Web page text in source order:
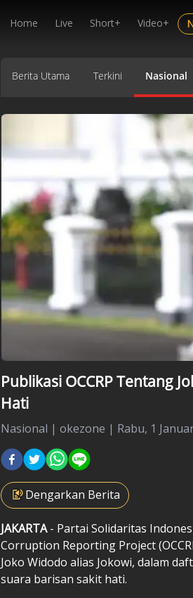
Home Live Short+ Video+
Berita Utama Terkini Nasional
Publikasi OCCRP Tentang
Hati
Nasional | okezone | Rabu, 1
Dengarkan Berita
JAKARTA- Partai Solidaritas
Corruption Reporting Project
Joko Widodo alias Jokowi, dalam
suara barisan sakit hati.